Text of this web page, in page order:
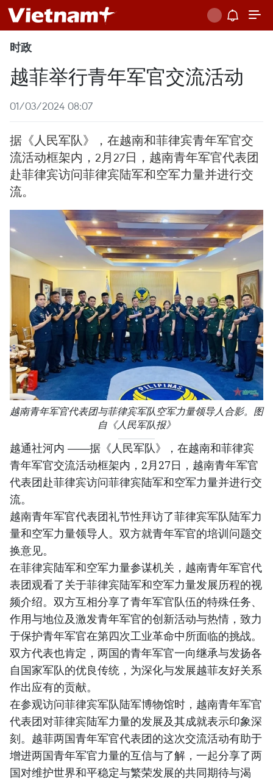
时政
越菲举行青年军官交流活动
01/03/2024 08:07
据《人民军队》，在越南和菲律宾青年军官交
流活动框架内，2月27日，越南青年军官代表团
赴菲律宾访问菲律宾陆军和空军力量并进行交
流。
越南青年军官代表团与菲律宾军队空军力量领导人合影。图
自《人民军队报》
越通社河内 ——据《人民军队》，在越南和菲律宾
青年军官交流活动框架内，2月27日，越南青年军官
代表团赴菲律宾访问菲律宾陆军和空军力量并进行交
流。
越南青年军官代表团礼节性拜访了菲律宾军队陆军力
量和空军力量领导人。双方就青年军官的培训问题交
换意见。
在菲律宾陆军和空军力量参谋机关，越南青年军官代
表团观看了关于菲律宾陆军和空军力量发展历程的视
频介绍。双方互相分享了青年军官队伍的特殊任务、
作用与地位及激发青年军官的创新活动与热情，致力
于保护青年军官在第四次工业革命中所面临的挑战。
双方代表也肯定，两国的青年军官一向继承与发扬各
自国家军队的优良传统，为深化与发展越菲友好关系
作出应有的贡献。
在参观访问菲律宾军队陆军博物馆时，越南青年军官
代表团对菲律宾陆军力量的发展及其成就表示印象深
刻。越菲两国青年军官代表团的这次交流活动有助于
增进两国青年军官力量的互信与了解，一起分享了两
国对维护世界和平稳定与繁荣发展的共同期待与渴